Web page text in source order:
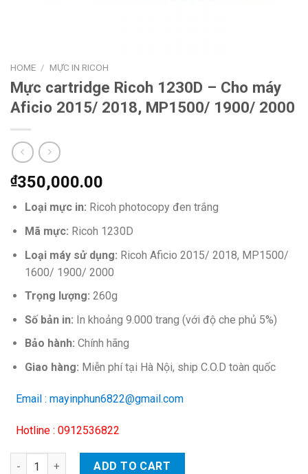
HOME / MỰC IN RICOH
Mực cartridge Ricoh 1230D – Cho máy
Aficio 2015/ 2018, MP1500/ 1900/ 2000
₫350,000.00
Loại mực in: Ricoh photocopy đen trắng
Mã mực: Ricoh 1230D
Loại máy sử dụng: Ricoh Aficio 2015/ 2018, MP1500/
1600/ 1900/ 2000
Trọng lượng: 260g
Số bản in: In khoảng 9.000 trang (với độ che phủ 5%)
Bảo hành: Chính hãng
Giao hàng: Miễn phí tại Hà Nội, ship C.O.D toàn quốc
Email : mayinphun6822@gmail.com
Hotline : 0912536822
Mực cartridge Ricoh 1230D – Cho máy Aficio 2015/ 2018,
ADD TO CART